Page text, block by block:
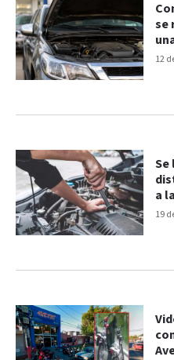
12
se
19
Se
a
la